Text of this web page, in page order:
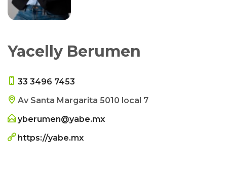
Yacelly Berumen
33 3496 7453
Av Santa Margarita 5010 local 7
yberumen@yabe.mx
https://yabe.mx